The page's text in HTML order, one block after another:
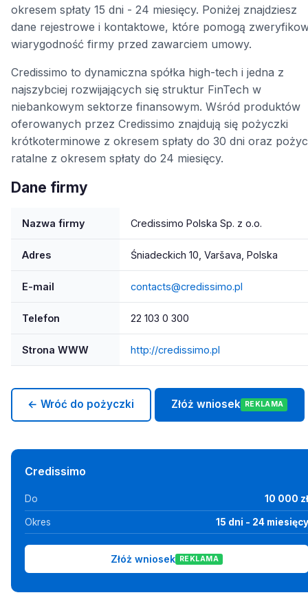
okresem spłaty 15 dni - 24 miesięcy. Poniżej znajdziesz
dane rejestrowe i kontaktowe, które pomogą
wiarygodność firmy przed zawarciem umowy.
Credissimo to dynamiczna spółka high-tech i jedna z
najszybciej rozwijających się struktur FinTech w
niebankowym sektorze finansowym. Wśród produktów
oferowanych przez Credissimo znajdują się pożyczki
krótkoterminowe z okresem spłaty do 30 dni oraz
ratalne z okresem spłaty do 24 miesięcy.
Dane firmy
Nazwa firmy Credissimo Polska Sp. z o.o.
Adres Śniadeckich 10, Varšava, Polska
E-mail contacts@credissimo.pl
Telefon 22 103 0 300
Strona WWW http://credissimo.pl
← Wróć do pożyczki Złóż wniosek REKLAMA
Credissimo
Do 10 000 zł
Okres 15 dni - 24 miesięcy
Złóż wniosek REKLAMA